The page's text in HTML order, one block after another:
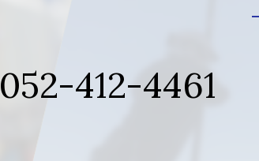
052-412-4461